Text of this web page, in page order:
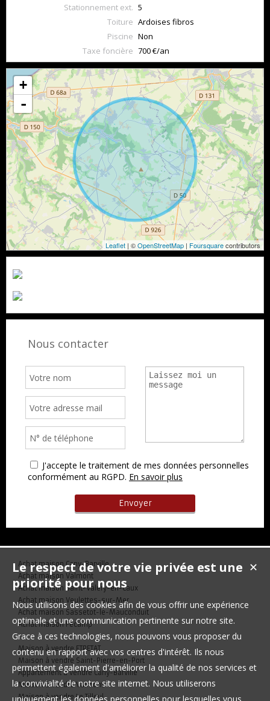
Stationnement ext. 5
Toiture Ardoises fibros
Piscine Non
Taxe foncière 700 €/an
+
-
Leaflet | ©OpenStreetMap | Foursquarecontributors
Nous contacter
J'accepte le traitement de mes données personnelles
conformément au RGPD. En savoir plus
Achat maison Cany-Barville
Achat maison Valmont
Achat maison Saint-Valery-en-Caux
Achat maison Veulettes-sur-Mer
Achat maison Sassetot-le-Mauconduit
Achat maison Fécamp
Maison à vendre ETRETAT
Maison à vendre Saint-Pierre-en-Port
Appartement à vendre Cany-Barville
Maison à vendre Valmont
Maison à vendre Le Tilleul
✕
Le respect de votre vie privée est une
priorité pour nous
Nous utilisons des cookies afin de vous offrir une expérience
optimale et une communication pertinente sur notre site.
Grace à ces technologies, nous pouvons vous proposer du
contenu en rapport avec vos centres d'intérêt. Ils nous
permettent également d'améliorer la qualité de nos services et
la convivialité de notre site internet. Nous utiliserons